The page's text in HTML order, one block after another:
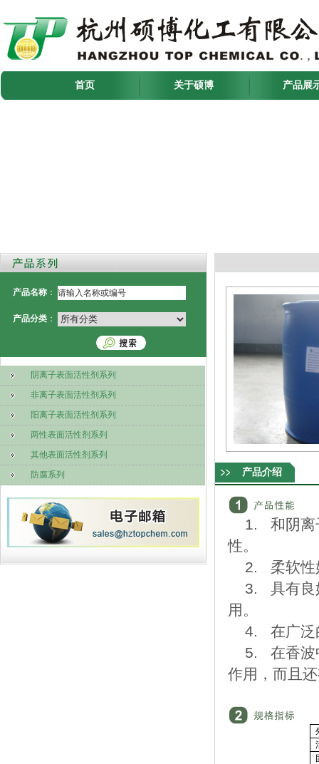
首页 关于硕博 产品展
产品名称 ：
产品分类 ：
阴离子表面活性剂系列
非离子表面活性剂系列
阳离子表面活性剂系列
两性表面活性剂系列
其他表面活性剂系列
防腐系列
产品介绍
1. 和阴离
性。
2. 柔软性
3. 具有良
用。
4. 在广泛
5. 在香波
作用，而且